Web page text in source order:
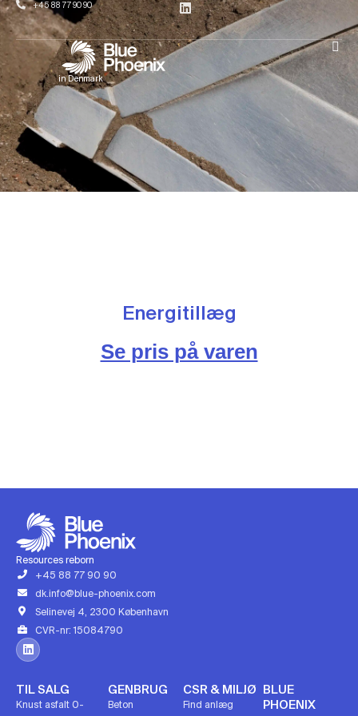
+45 88 77 90 90
in Denmark
Energitillæg
Se pris på varen
Resources reborn
+45 88 77 90 90
dk.info@blue-phoenix.com
Selinevej 4, 2300 København
CVR-nr: 15084790
TIL SALG
Knust asfalt 0-
GENBRUG
Beton
CSR & MILJØ
Find anlæg
BLUE
PHOENIX